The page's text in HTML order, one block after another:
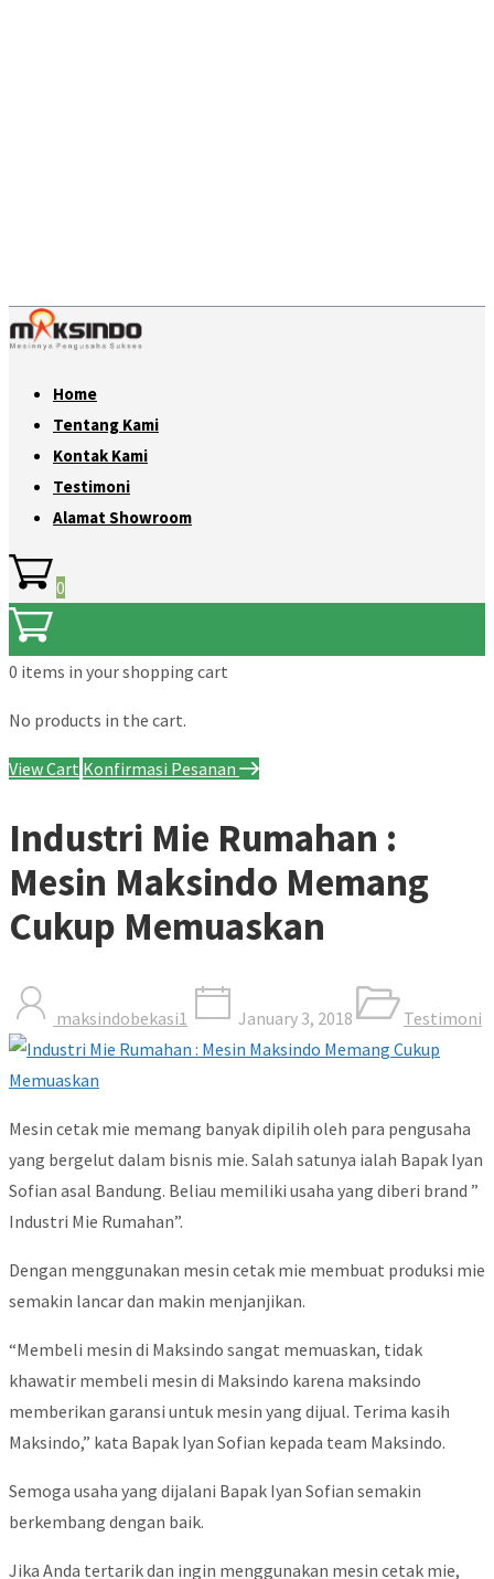
Home
Tentang Kami
Kontak Kami
Testimoni
Alamat Showroom
0
0 items in your shopping cart
No products in the cart.
View Cart Konfirmasi Pesanan
Industri Mie Rumahan :
Mesin Maksindo Memang
Cukup Memuaskan
maksindobekasi1 January 3, 2018 Testimoni
Mesin cetak mie memang banyak dipilih oleh para pengusaha
yang bergelut dalam bisnis mie. Salah satunya ialah Bapak Iyan
Sofian asal Bandung. Beliau memiliki usaha yang diberi brand ”
Industri Mie Rumahan”.
Dengan menggunakan mesin cetak mie membuat produksi mie
semakin lancar dan makin menjanjikan.
“Membeli mesin di Maksindo sangat memuaskan, tidak
khawatir membeli mesin di Maksindo karena maksindo
memberikan garansi untuk mesin yang dijual. Terima kasih
Maksindo,” kata Bapak Iyan Sofian kepada team Maksindo.
Semoga usaha yang dijalani Bapak Iyan Sofian semakin
berkembang dengan baik.
Jika Anda tertarik dan ingin menggunakan mesin cetak mie,